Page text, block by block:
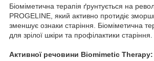
Біоміметична терапія ґрунтується на
PROGELINE, який активно протидіє
зменшує ознаки старіння. Біоміметична
для зрілої шкіри та профілактики старіння.
Активної речовини Biomimetic Therapy: